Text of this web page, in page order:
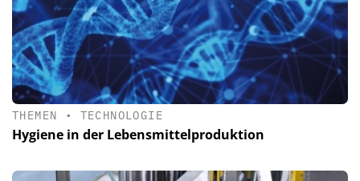
THEMEN • TECHNOLOGIE
Hygiene in der Lebensmittelproduktion